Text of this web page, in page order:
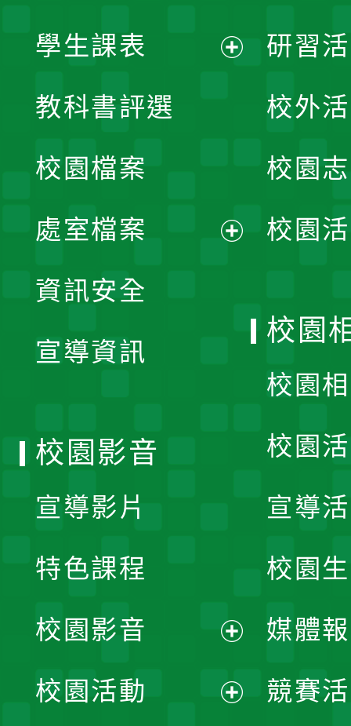
學生課表
單
教科書評選
校園檔案
處室檔案
資訊安全
宣導資訊
研習
校外
校園
校園
校園
校園
校園
宣導
校園
媒體
競賽
校園影音
宣導影片
特色課程
校園影音
開
校園活動